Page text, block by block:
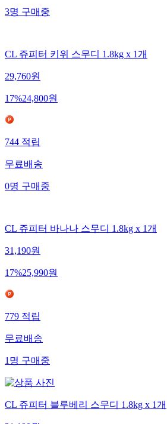
3명구매중
CL 쥬피터 키위 스무디 1.8kg x 1개
29,760원
17%24,800원
744적립
무료배송
0명구매중
CL 쥬피터 바나나 스무디 1.8kg x 1개
31,190원
17%25,990원
779적립
무료배송
1명구매중
CL 쥬피터 블루베리 스무디 1.8kg x 1개